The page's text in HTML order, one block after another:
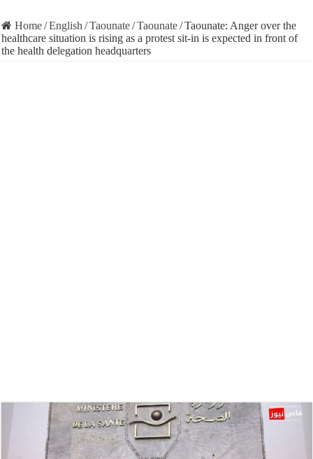
Home/English /Taounate/Taounate/Taounate: Anger over the
healthcare situation is rising as a protest sit-in is expected in front of
the health delegation headquarters